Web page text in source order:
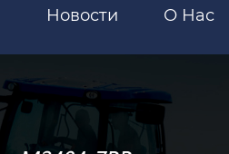
Новости О Нас